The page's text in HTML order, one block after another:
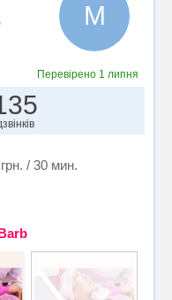
М
Перевірено 1 липня
/ 30 мин.